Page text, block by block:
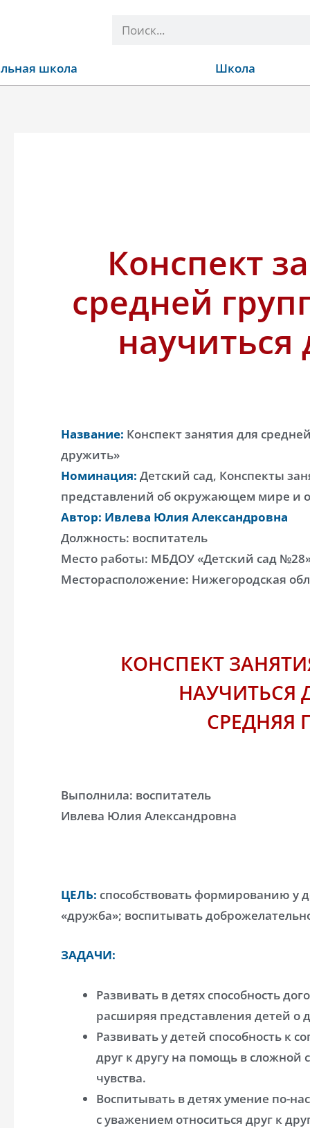
Поиск
школа Школа
Конспект
средней
Название: Конспект занятия для
дружить»
Номинация: Детский сад, Конспекты
представлений об окружающем мире и о
Автор: Ивлева Юлия Александровна
Должность: воспитатель
Место работы: МБДОУ «Детский сад
Месторасположение: Нижегородская
КОНСПЕКТ
НАУЧИТЬСЯ
СРЕДНЯЯ
Выполнила: воспитатель
Ивлева Юлия Александровна
ЦЕЛЬ: способствовать формированию у
«дружба»; воспитывать
ЗАДАЧИ:
Развивать в детях способность
расширяя представления детей о
Развивать у детей способность
друг к другу на помощь в сложной
чувства.
Воспитывать в детях умение по-
с уважением относиться друг к